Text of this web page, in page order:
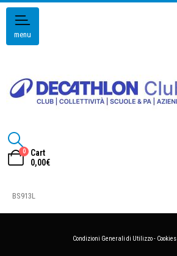
menu
0
Cart
0,00€
BS913L
Condizioni Generali di Utilizzo- Cookies